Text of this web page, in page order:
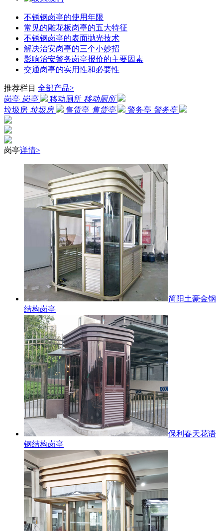
不锈钢岗亭的使用年限
常见的雕花板岗亭的五大特征
不锈钢岗亭的表面抛光技术
解决治安岗亭的三个小妙招
影响治安警务岗亭报价的主要因素
交通岗亭的实用性和必要性
推荐栏目 全部产品>
岗亭 岗亭 移动厕所 移动厕所
垃圾房 垃圾房 售货亭 售货亭 警务亭 警务亭
岗亭详情>
简阳土豪金钢
结构岗亭
保利春天花语
钢结构岗亭